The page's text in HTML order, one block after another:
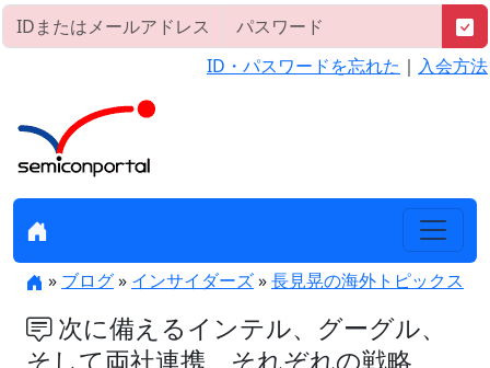
ID・パスワードを忘れた ｜ 入会方法
» ブログ» インサイダーズ»長見晃の海外トピックス
次に備えるインテル、グーグル、
そして両社連携、それぞれの戦略